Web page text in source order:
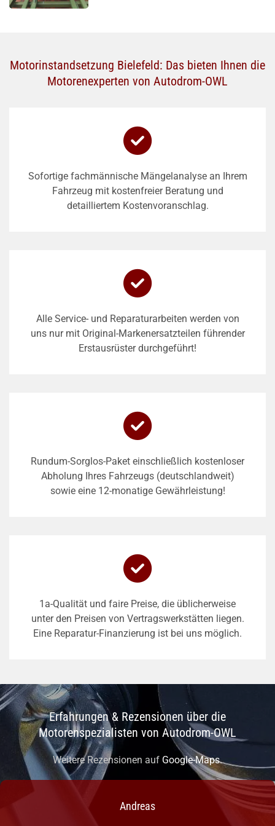
Motorinstandsetzung Bielefeld: Das bieten Ihnen die
Motorenexperten von Autodrom-OWL
Sofortige fachmännische Mängelanalyse an Ihrem
Fahrzeug mit kostenfreier Beratung und
detailliertem Kostenvoranschlag.
Alle Service- und Reparaturarbeiten werden von
uns nur mit Original-Markenersatzteilen führender
Erstausrüster durchgeführt!
Rundum-Sorglos-Paket einschließlich kostenloser
Abholung Ihres Fahrzeugs (deutschlandweit)
sowie eine 12-monatige Gewährleistung!
1a-Qualität und faire Preise, die üblicherweise
unter den Preisen von Vertragswerkstätten liegen.
Eine Reparatur-Finanzierung ist bei uns möglich.
Erfahrungen & Rezensionen über die
Motorenspezialisten von Autodrom-OWL
Weitere Rezensionen auf Google-Maps.
Andreas